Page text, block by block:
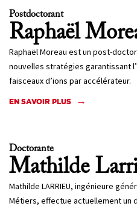
Postdoctorant
Raphaël
Raphaël Moreau est un post-
nouvelles stratégies garantissant
faisceaux d’ions par accélérateur.
EN SAVOIR PLUS
Doctorante
Mathilde
Mathilde LARRIEU, ingénieure
Métiers, effectue actuellement un